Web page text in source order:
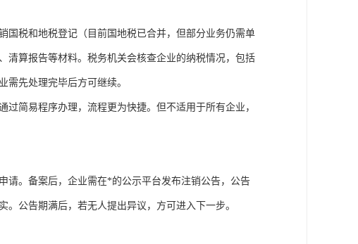
国税和地税登记（目前国地税已合并，但部分业务仍需单
清算报告等材料。税务机关会核查企业的纳税情况，包括
需先处理完毕后方可继续。
简易程序办理，流程更为快捷。但不适用于所有企业，
请。备案后，企业需在*的公示平台发布注销公告，公告
公告期满后，若无人提出异议，方可进入下一步。